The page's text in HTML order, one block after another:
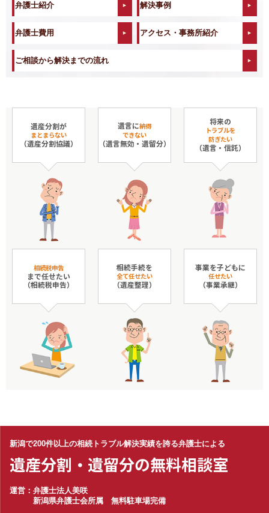
弁護士紹介 解決事例
弁護士費用 アクセス・事務所紹介
ご相談から解決までの流れ
遺産分割が
まとまらない
（遺産分割協議）
遺言に納得
できない
（遺言無効・遺留分）
将来の
トラブルを
防ぎたい
（遺言・信託）
相続税申告
まで任せたい
（相続税申告）
相続手続を
全て任せたい
（遺産整理）
事業を子どもに
任せたい
（事業承継）
新潟で200件以上の相続トラブル解決実績を誇る弁護士による
遺産分割・遺留分の無料相談室
運営：弁護士法人美咲
新潟県弁護士会所属 無料駐車場完備